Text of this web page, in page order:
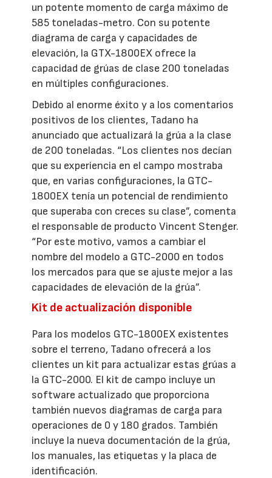
un potente momento de carga máximo de
585 toneladas-metro. Con su potente
diagrama de carga y capacidades de
elevación, la GTX-1800EX ofrece la
capacidad de grúas de clase 200 toneladas
en múltiples configuraciones.
Debido al enorme éxito y a los comentarios
positivos de los clientes, Tadano ha
anunciado que actualizará la grúa a la clase
de 200 toneladas. “Los clientes nos decían
que su experiencia en el campo mostraba
que, en varias configuraciones, la GTC-
1800EX tenía un potencial de rendimiento
que superaba con creces su clase”, comenta
el responsable de producto Vincent Stenger.
“Por este motivo, vamos a cambiar el
nombre del modelo a GTC-2000 en todos
los mercados para que se ajuste mejor a las
capacidades de elevación de la grúa”.
Kit de actualización disponible
Para los modelos GTC-1800EX existentes
sobre el terreno, Tadano ofrecerá a los
clientes un kit para actualizar estas grúas a
la GTC-2000. El kit de campo incluye un
software actualizado que proporciona
también nuevos diagramas de carga para
operaciones de 0 y 180 grados. También
incluye la nueva documentación de la grúa,
los manuales, las etiquetas y la placa de
identificación.